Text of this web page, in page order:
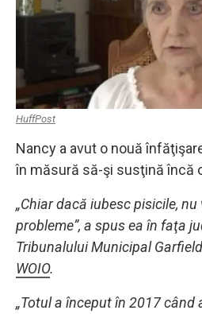
HuffPost
Nancy a avut o nouă
în măsură să-şi susţină încă
„Chiar dacă iubesc pisicile,
probleme”, a spus ea în faţa
Tribunalului Municipal
WOIO.
„Totul a început în 2017 când